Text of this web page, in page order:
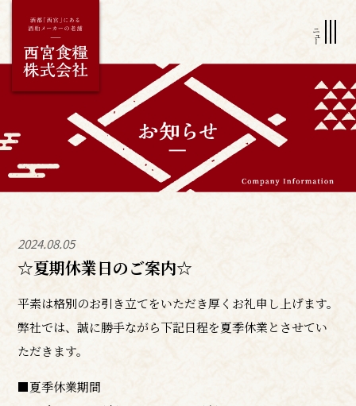
2024.08.05
☆夏期休業日のご案内☆
平素は格別のお引き立てをいただき厚くお礼申し上げます。
弊社では、誠に勝手ながら下記日程を夏季休業とさせてい
ただきます。
■夏季休業期間